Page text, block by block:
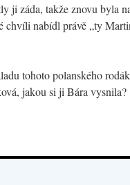
ji záda, takže znovu byla
nabídl právě „ty
tohoto polanského
jakou si ji Bára vysnila?